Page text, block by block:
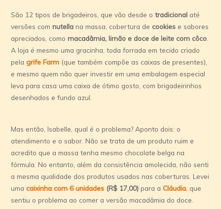
São 12 tipos de brigadeiros, que vão desde otradicionalaté
versões comnutellana massa, cobertura decookiese sabores
apreciados, comomacadâmia, limão e doce de leite com côco
A loja é mesmo uma gracinha, toda forrada em tecido criado
pela grife Farm (que também compõe as caixas de presentes),
e mesmo quem não quer investir em uma embalagem especial
leva para casa uma caixa de ótimo gosto, com brigadeirinhos
desenhados e fundo azul.
Mas então, Isabelle, qual é o problema? Aponto dois: o
atendimento e o sabor. Não se trata de um produto ruim e
acredito que a massa tenha mesmo chocolate belga na
fórmula. No entanto, além da consistência amolecida, não senti
a mesma qualidade dos produtos usados nas coberturas. Levei
umacaixinha com 6 unidades (R$ 17,00) para aCláudia , que
sentiu o problema ao comer a versão macadâmia do doce.